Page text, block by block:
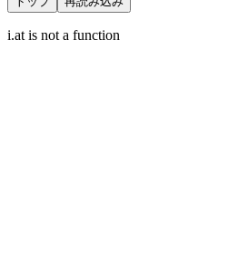
i.at is not a function